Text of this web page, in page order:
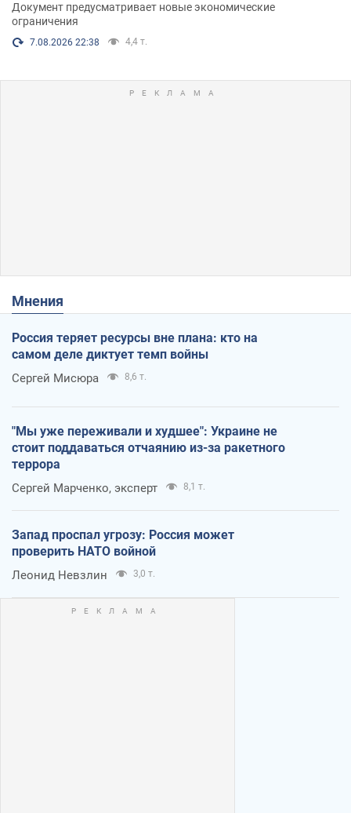
Документ предусматривает новые экономические
ограничения
7.08.2026 22:38 4,4 т.
Мнения
Россия теряет ресурсы вне плана: кто на
самом деле диктует темп войны
Сергей Мисюра 8,6 т.
"Мы уже переживали и худшее": Украине не
стоит поддаваться отчаянию из-за ракетного
террора
Сергей Марченко, эксперт 8,1 т.
Запад проспал угрозу: Россия может
проверить НАТО войной
Леонид Невзлин 3,0 т.